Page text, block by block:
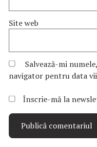
Site web
Salvează-mi
navigator pentru data
Înscrie-mă la